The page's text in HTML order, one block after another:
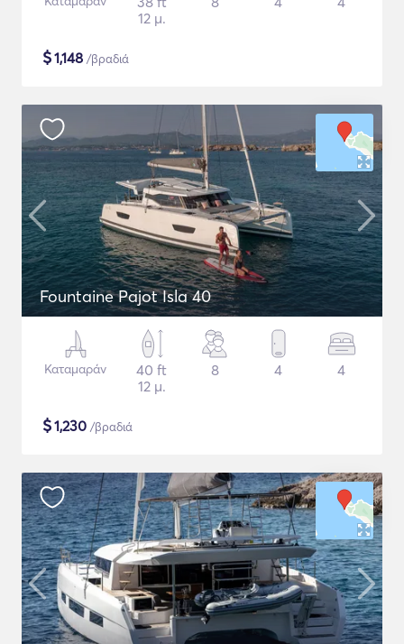
12 μ.
$1,148 /βραδιά
Fountaine Pajot Isla 40
Καταμαράν
40 ft
12 μ.
8 4 4
$1,230 /βραδιά